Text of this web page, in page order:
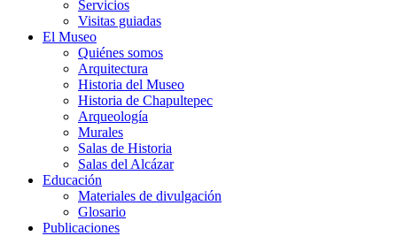
Servicios
Visitas guiadas
El Museo
Quiénes somos
Arquitectura
Historia del Museo
Historia de Chapultepec
Arqueología
Murales
Salas de Historia
Salas del Alcázar
Educación
Materiales de divulgación
Glosario
Publicaciones